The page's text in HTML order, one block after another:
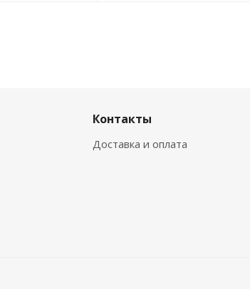
Контакты
Доставка и оплата